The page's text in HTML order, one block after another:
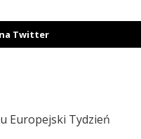
Twitter
Europejski Tydzień